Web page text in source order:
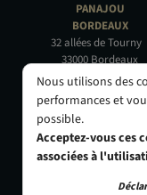
PANAJOU
BORDEAUX
32 allées de Tourny
33000 Bordeaux
05 56 44 22 69
PANAJOU PARIS -
CIRQUE PHOTO
9, bd des Filles-du-
75003 Paris
01 40 29 91 91
Nous utilisons des
performances et
possible.
Acceptez-vous ces
associées à